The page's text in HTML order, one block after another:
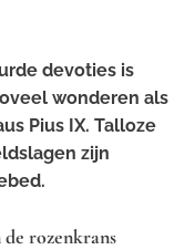
devoties is
wonderen als
Pius IX. Talloze
zijn
rozenkrans